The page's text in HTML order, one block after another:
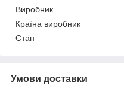
Виробник
Країна виробник
Стан
Умови доставки